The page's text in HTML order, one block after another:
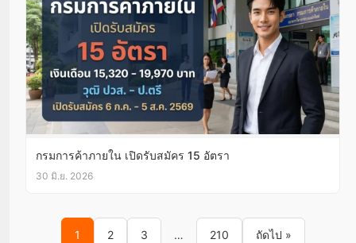
กรมการค้าภายใน เปิดรับสมัคร 15 อัตรา
30 มิ.ย. 2026
Posts pagination
1 2 3 … 210 ถัดไป »